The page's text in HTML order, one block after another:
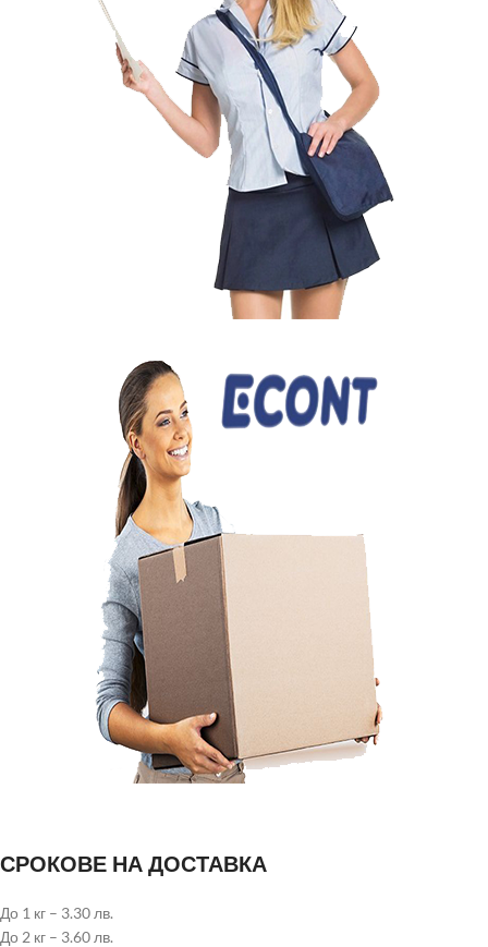
СРОКОВЕ НА ДОСТАВКА
До 1 кг – 3.30 лв.
До 2 кг – 3.60 лв.